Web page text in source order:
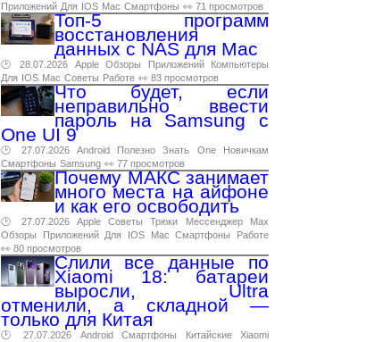
Приложений Для IOS Mac Смартфоны 👀 71 просмотров
Топ-5 программ
восстановления
данных с NAS для Mac
🕑 28.07.2026 Apple Обзоры Приложений
Компьютеры
Для IOS Mac Советы Работе 👀 83 просмотров
Что будет, если
неправильно ввести
пароль на Samsung с
One UI 9
🕑 27.07.2026 Android Полезно Знать One
Новичкам
Смартфоны Samsung 👀 77 просмотров
Почему МАКС занимает
много места на айфоне
и как его освободить
🕑 27.07.2026 Apple Советы Трюки Мессенджер
Max
Обзоры
Приложений Для IOS Mac Смартфоны
Работе
👀 80 просмотров
Слили все данные по
Xiaomi 18: батареи
выросли, Ultra
отменили, а складной —
только для Китая
🕑 27.07.2026 Android Смартфоны Китайские
Xiaomi